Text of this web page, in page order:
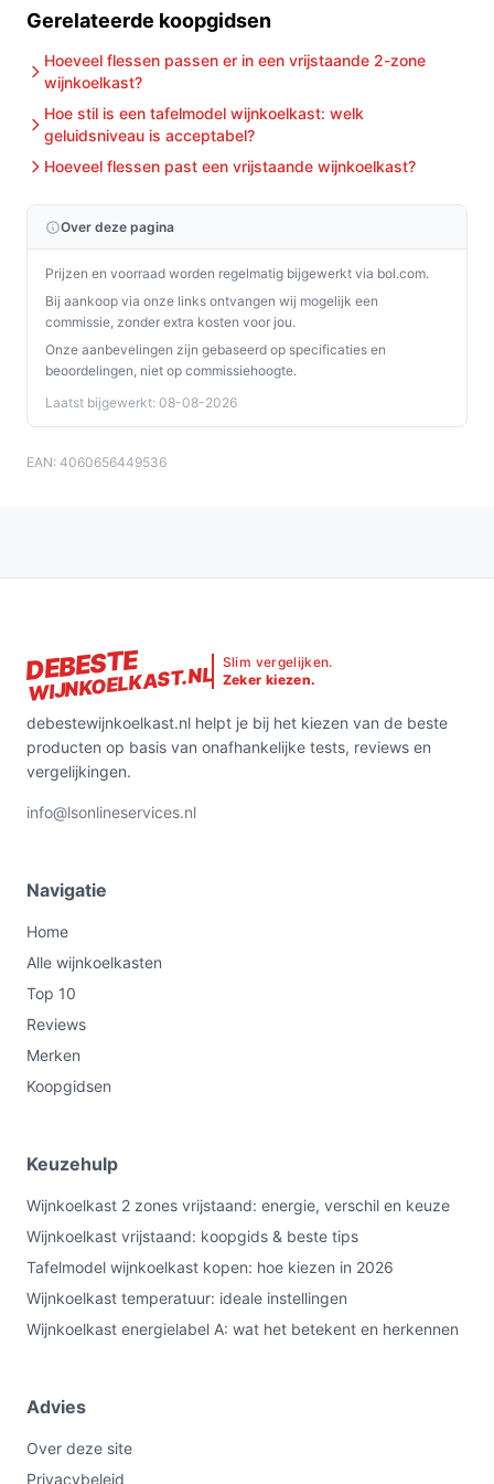
Gerelateerde koopgidsen
Hoeveel flessen passen er in een vrijstaande 2-zone
wijnkoelkast?
Hoe stil is een tafelmodel wijnkoelkast: welk
geluidsniveau is acceptabel?
Hoeveel flessen past een vrijstaande wijnkoelkast?
Over deze pagina
Prijzen en voorraad worden regelmatig bijgewerkt via bol.com.
Bij aankoop via onze links ontvangen wij mogelijk een
commissie, zonder extra kosten voor jou.
Onze aanbevelingen zijn gebaseerd op specificaties en
beoordelingen, niet op commissiehoogte.
Laatst bijgewerkt: 08-08-2026
EAN: 4060656449536
DEBESTE
WIJNKOELKAST.NL
Slim vergelijken.
Zeker kiezen.
debestewijnkoelkast.nl helpt je bij het kiezen van de beste
producten op basis van onafhankelijke tests, reviews en
vergelijkingen.
info@lsonlineservices.nl
Navigatie
Home
Alle wijnkoelkasten
Top 10
Reviews
Merken
Koopgidsen
Keuzehulp
Wijnkoelkast 2 zones vrijstaand: energie, verschil en keuze
Wijnkoelkast vrijstaand: koopgids & beste tips
Tafelmodel wijnkoelkast kopen: hoe kiezen in 2026
Wijnkoelkast temperatuur: ideale instellingen
Wijnkoelkast energielabel A: wat het betekent en herkennen
Advies
Over deze site
Privacybeleid